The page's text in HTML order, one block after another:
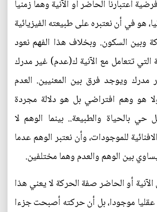
أعتبارنا الحاضر أو الآنية وهما زمنيا
هو في أن نعتبره على طبيعته الفيزيائية
وبين السكون. وبخلاف هذا الفهم نعود
التي تتعامل مع الآنية ك(عدم) غير مدرك
ويوجد فرق بين المعنيين. العدم
هو وهم افتراضي بل هو دلالة مجردة
حي بالحياة والطبيعة.. بينما الوهم لا
للموجودات، وأن نعتبر الوهم عدما
بين الوهم والعدم وهما مختلفين.
أو الحاضر صفة الحركة لا يعني هذا
موجودا، بل أن حركته أصبحت جزءا